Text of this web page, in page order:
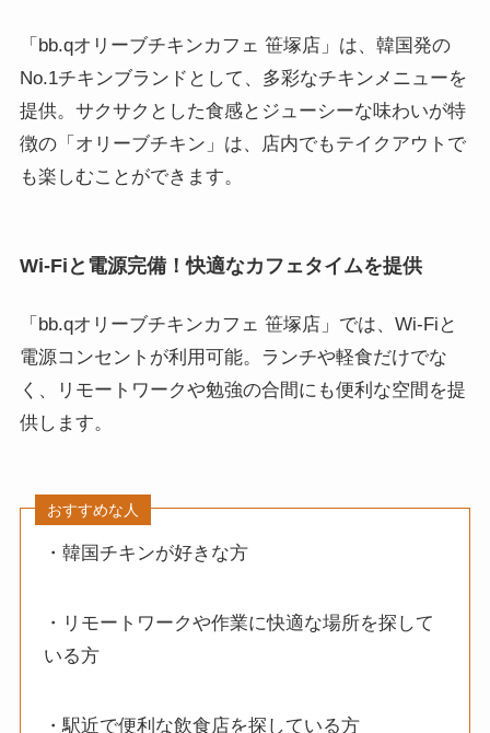
「bb.qオリーブチキンカフェ 笹塚店」は、韓国発の
No.1チキンブランドとして、多彩なチキンメニューを
提供。サクサクとした食感とジューシーな味わいが特
徴の「オリーブチキン」は、店内でもテイクアウトで
も楽しむことができます。
Wi-Fiと電源完備！快適なカフェタイムを提供
「bb.qオリーブチキンカフェ 笹塚店」では、Wi-Fiと
電源コンセントが利用可能。ランチや軽食だけでな
く、リモートワークや勉強の合間にも便利な空間を提
供します。
おすすめな人
・韓国チキンが好きな方
・リモートワークや作業に快適な場所を探して
いる方
・駅近で便利な飲食店を探している方